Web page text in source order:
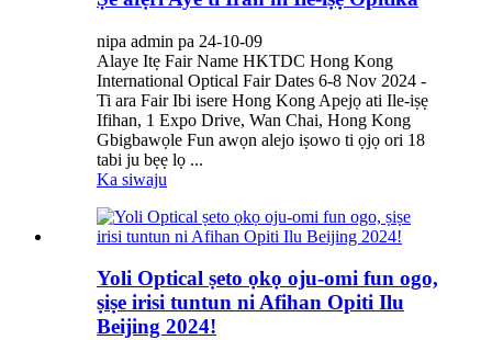
nipa admin pa 24-10-09
Alaye Itẹ Fair Name HKTDC Hong Kong
International Optical Fair Dates 6-8 Nov 2024 -
Ti ara Fair Ibi isere Hong Kong Apejọ ati Ile-iṣẹ
Ifihan, 1 Expo Drive, Wan Chai, Hong Kong
Gbigbawọle Fun awọn alejo iṣowo ti ọjọ ori 18
tabi ju bẹẹ lọ ...
Ka siwaju
Yoli Optical ṣeto ọkọ oju-omi fun ogo,
ṣiṣe irisi tuntun ni Afihan Opiti Ilu
Beijing 2024!